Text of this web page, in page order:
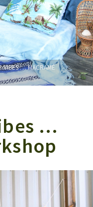
VIBES … MACRAMÉ
…